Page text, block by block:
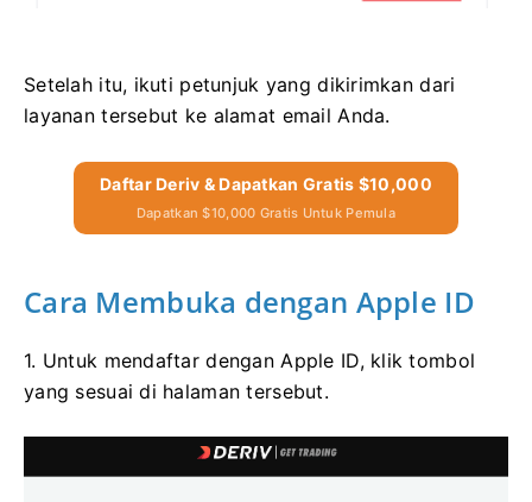
Setelah itu, ikuti petunjuk yang dikirimkan dari
layanan tersebut ke alamat email Anda.
Daftar Deriv & Dapatkan Gratis $10,000
Dapatkan $10,000 Gratis Untuk Pemula
Cara Membuka dengan Apple ID
1. Untuk mendaftar dengan Apple ID, klik tombol
yang sesuai di halaman tersebut.